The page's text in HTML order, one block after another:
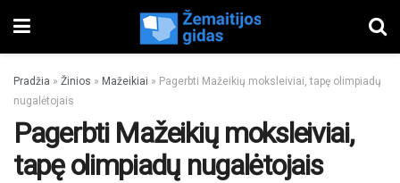
Pradžia » Žinios » Mažeikiai » Pagerbti Mažeikių moksleiviai, tapę olimpiadų
nugalėtojais
Pagerbti Mažeikių moksleiviai,
tapę olimpiadų nugalėtojais